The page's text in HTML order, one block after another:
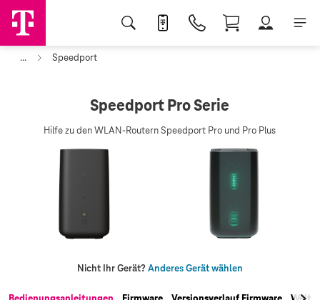
... Speedport
Speedport Pro Serie
Hilfe zu den WLAN-Routern Speedport Pro und Pro Plus
Nicht Ihr Gerät?Anderes Gerät wählen